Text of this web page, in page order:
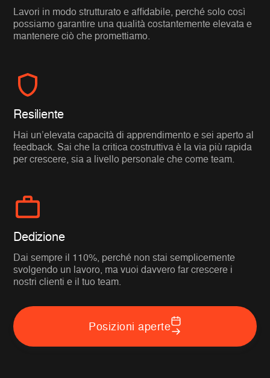
Lavori in modo strutturato e affidabile, perché solo così
possiamo garantire una qualità costantemente elevata e
mantenere ciò che promettiamo.
Resiliente
Hai un’elevata capacità di apprendimento e sei aperto al
feedback. Sai che la critica costruttiva è la via più rapida
per crescere, sia a livello personale che come team.
Dedizione
Dai sempre il 110%, perché non stai semplicemente
svolgendo un lavoro, ma vuoi davvero far crescere i
nostri clienti e il tuo team.
Posizioni aperte